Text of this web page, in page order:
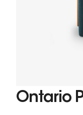
Ontario